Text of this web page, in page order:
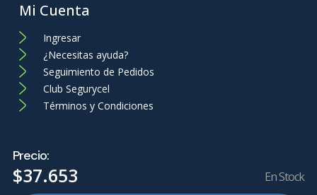
Precio:
$37.653 En Stock
Mi Cuenta
Ingresar
¿Necesitas ayuda?
Seguimiento de Pedidos
Club Segurycel
Términos y Condiciones